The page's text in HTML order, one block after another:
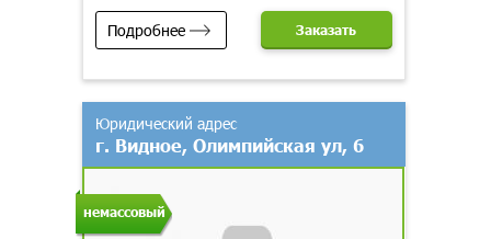
Подробнее Заказать
немассовый
Юридический адрес
г. Видное, Олимпийская ул, 6